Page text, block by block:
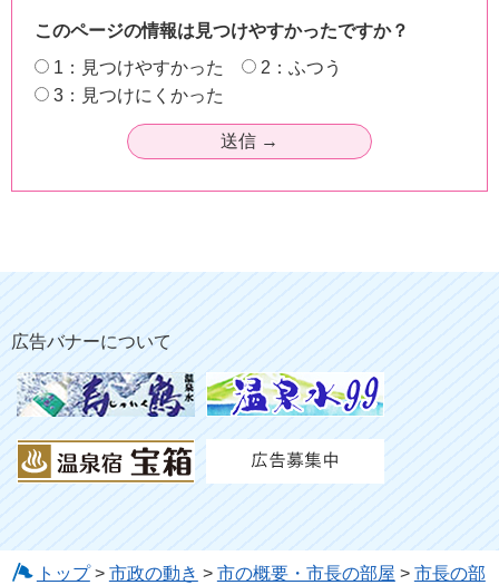
このページの情報は見つけやすかったですか？
1：見つけやすかった
2：ふつう
3：見つけにくかった
広告バナーについて
トップ> 市政の動き > 市の概要・市長の部屋 > 市長の部